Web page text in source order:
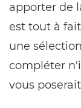
apporter de
est tout à
une
compléter
vous